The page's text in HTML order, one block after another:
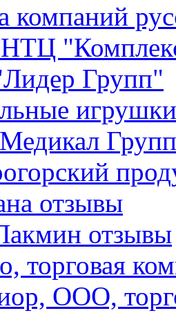
компаний
Групп"
игрушки
Групп
отзывы
отзывы
торговая
ООО,